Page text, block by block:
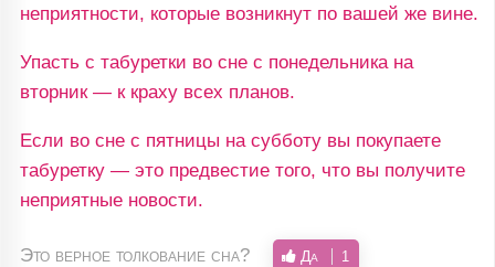
неприятности, которые возникнут по вашей же вине.
Упасть с табуретки во сне с понедельника на
вторник — к краху всех планов.
Если во сне с пятницы на субботу вы покупаете
табуретку — это предвестие того, что вы получите
неприятные новости.
Это верное толкование сна? Да 1